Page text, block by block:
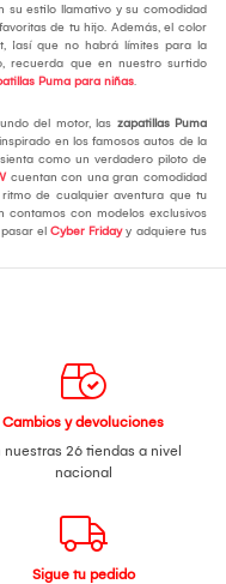
su estilo llamativo y su comodidad
de tu hijo. Además, el color
¡así que no habrá límites para la
recuerda que en nuestro surtido
Puma para niñas.
del motor, las zapatillas Puma
en los famosos autos de la
como un verdadero piloto de
cuentan con una gran comodidad
de cualquier aventura que tu
contamos con modelos exclusivos
el Cyber Fridayy adquiere tus
Cambios y devoluciones
nuestras 26 tiendas a nivel
nacional
Sigue tu pedido